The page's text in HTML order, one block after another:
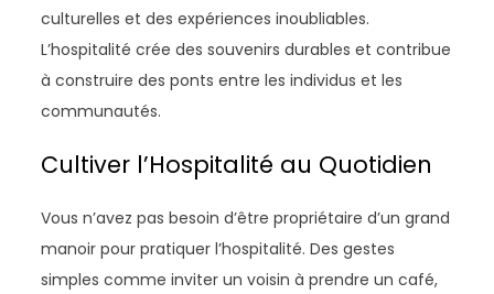
culturelles et des expériences inoubliables.
L’hospitalité crée des souvenirs durables et contribue
à construire des ponts entre les individus et les
communautés.
Cultiver l’Hospitalité au Quotidien
Vous n’avez pas besoin d’être propriétaire d’un grand
manoir pour pratiquer l’hospitalité. Des gestes
simples comme inviter un voisin à prendre un café,